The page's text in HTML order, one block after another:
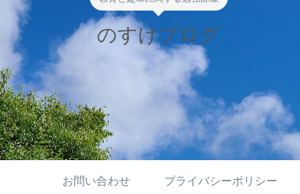
のすけブログ
お問い合わせ プライバシーポリシー